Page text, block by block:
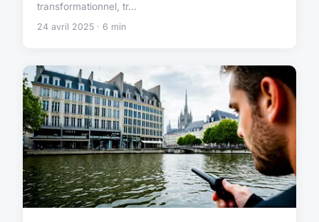
transformationnel, tr...
24 avril 2025 · 6 min